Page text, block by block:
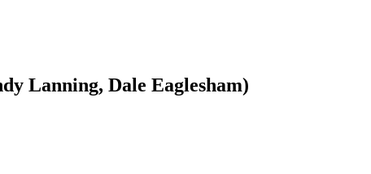
Lanning, Dale Eaglesham)